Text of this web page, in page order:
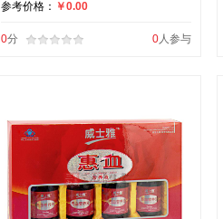
参考价格： ￥0.00
0人参与
0分